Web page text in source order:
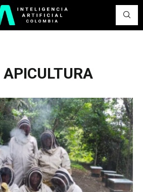
APICULTURA